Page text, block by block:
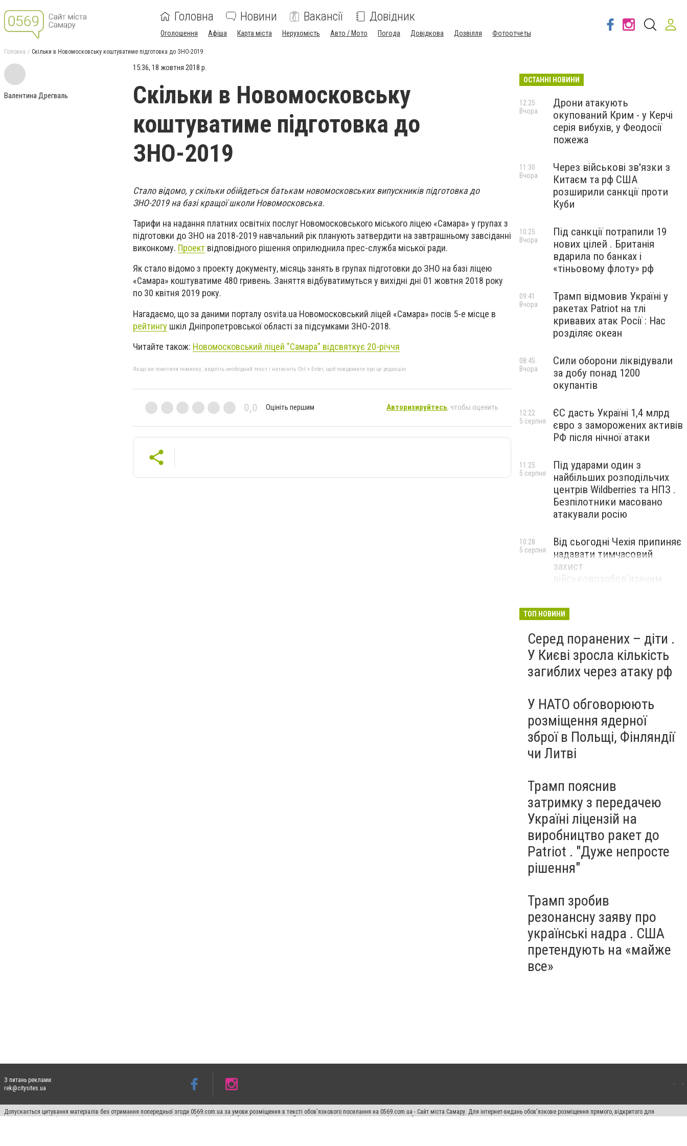
Головна Новини Вакансії Довідник
Оголошення Афіша Карта міста Нерухомість Авто / Мото Погода Довідкова Дозвілля Фотоотчеты
Головна Скільки в Новомосковську коштуватиме підготовка до ЗНО-2019
Валентина Дрегваль
15:36, 18 жовтня 2018 р.
Скільки в Новомосковську
коштуватиме підготовка до
ЗНО-2019
Стало відомо, у скільки обійдеться батькам новомосковських випускників підготовка до
ЗНО-2019 на базі кращої школи Новомосковська.
Тарифи на надання платних освітніх послуг Новомосковського міського ліцею «Самара» у групах з
підготовки до ЗНО на 2018-2019 навчальний рік планують затвердити на завтрашньому завсіданні
виконкому. Проект відповідного рішення оприлюднила прес-служба міської ради.
Як стало відомо з проекту документу, місяць занять в групах підготовки до ЗНО на базі ліцею
«Самара» коштуватиме 480 гривень. Заняття відбуватимуться у вихідні дні 01 жовтня 2018 року
по 30 квітня 2019 року.
Нагадаємо, що за даними порталу osvita.ua Новомосковський ліцей «Самара» посів 5-е місце в
рейтингу шкіл Дніпропетровської області за підсумками ЗНО-2018.
Читайте також: Новомосковський ліцей "Самара" відсвяткує 20-річчя
Якщо ви помітили помилку, виділіть необхідний текст і натисніть Ctrl + Enter, щоб повідомити про це редакцію
0,0 Оцініть першим Авторизируйтесь, чтобы оценить
ОСТАННІ НОВИНИ
Дрони атакують
окупований Крим - у Керчі
серія вибухів, у Феодосії
пожежа
12:25
Вчора
Через військові зв'язки з
Китаєм та рф США
розширили санкції проти
Куби
11:30
Вчора
Під санкції потрапили 19
нових цілей . Британія
вдарила по банках і
«тіньовому флоту» рф
10:25
Вчора
Трамп відмовив Україні у
ракетах Patriot на тлі
кривавих атак Росії : Нас
розділяє океан
09:41
Вчора
Сили оборони ліквідували
за добу понад 1200
окупантів
08:45
Вчора
ЄС дасть Україні 1,4 млрд
євро з заморожених активів
РФ після нічної атаки
12:22
5 серпня
Під ударами один з
найбільших розподільчих
центрів Wildberries та НПЗ .
Безпілотники масовано
атакували росію
11:25
5 серпня
Від сьогодні Чехія припиняє
надавати тимчасовий
захист
військовозобов’язаним
10:28
5 серпня
ТОП НОВИНИ
Серед поранених – діти .
У Києві зросла кількість
загиблих через атаку рф
У НАТО обговорюють
розміщення ядерної
зброї в Польщі, Фінляндії
чи Литві
Трамп пояснив
затримку з передачею
Україні ліцензій на
виробництво ракет до
Patriot . "Дуже непросте
рішення"
Трамп зробив
резонансну заяву про
українські надра . США
претендують на «майже
все»
З питань реклами:
rek@citysites.ua
Допускається цитування матеріалів без отримання попередньої згоди 0569.com.ua за умови розміщення в тексті обов'язкового посилання на 0569.com.ua - Сайт міста Самару. Для інтернет-видань обов'язкове розміщення прямого, відкритого для
пошукових систем гіперпосилання на цитовані статті не нижче другого абзацу в тексті або в якості джерела. Порушення виняткових прав переслідується Законом.